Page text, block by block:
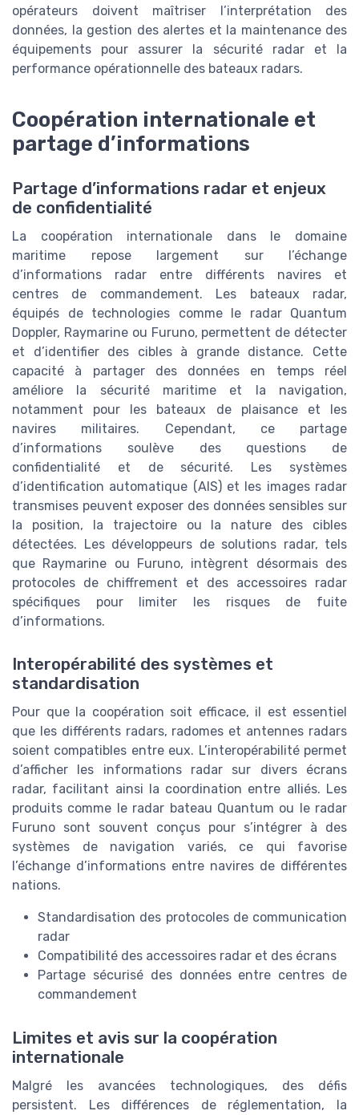
opérateurs doivent maîtriser l’interprétation des
données, la gestion des alertes et la maintenance des
équipements pour assurer la sécurité radar et la
performance opérationnelle des bateaux radars.
Coopération internationale et
partage d’informations
Partage d’informations radar et enjeux
de confidentialité
La coopération internationale dans le domaine
maritime repose largement sur l’échange
d’informations radar entre différents navires et
centres de commandement. Les bateaux radar,
équipés de technologies comme le radar Quantum
Doppler, Raymarine ou Furuno, permettent de détecter
et d’identifier des cibles à grande distance. Cette
capacité à partager des données en temps réel
améliore la sécurité maritime et la navigation,
notamment pour les bateaux de plaisance et les
navires militaires. Cependant, ce partage
d’informations soulève des questions de
confidentialité et de sécurité. Les systèmes
d’identification automatique (AIS) et les images radar
transmises peuvent exposer des données sensibles sur
la position, la trajectoire ou la nature des cibles
détectées. Les développeurs de solutions radar, tels
que Raymarine ou Furuno, intègrent désormais des
protocoles de chiffrement et des accessoires radar
spécifiques pour limiter les risques de fuite
d’informations.
Interopérabilité des systèmes et
standardisation
Pour que la coopération soit efficace, il est essentiel
que les différents radars, radomes et antennes radars
soient compatibles entre eux. L’interopérabilité permet
d’afficher les informations radar sur divers écrans
radar, facilitant ainsi la coordination entre alliés. Les
produits comme le radar bateau Quantum ou le radar
Furuno sont souvent conçus pour s’intégrer à des
systèmes de navigation variés, ce qui favorise
l’échange d’informations entre navires de différentes
nations.
Standardisation des protocoles de communication
radar
Compatibilité des accessoires radar et des écrans
Partage sécurisé des données entre centres de
commandement
Limites et avis sur la coopération
internationale
Malgré les avancées technologiques, des défis
persistent. Les différences de réglementation, la